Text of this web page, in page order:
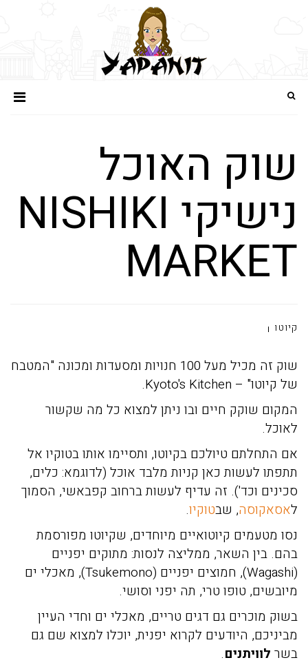
שוק האוכל
נישיקי NISHIKI
MARKET
קיוטו
שוק זה מכיל מעל 100 חנויות ומסעדות ומכונה "המטבח
של קיוטו" – Kyoto's Kitchen.
המקום שוקק חיים ובו ניתן למצוא כל מה שקשור
לאוכל.
אם התחלתם טיולכם בקיוטו, ותסיימו אותו בטוקיו אל
תתפתו לעשות כאן קניות מלבד אוכל (לדוגמא: כלים,
סכינים וכד'). זה עדיף לעשות ברחוב קפבאשי, הסמוך
לאסאקוסה, שבטוקיו.
נסו מטעמים קיוטואיים מיוחדים, שקיוטו מפורסמת
בהם. בין השאר, ממליצה לנסות: מתוקים יפניים
(Wagashi), חמוצים יפניים (Tsukemono), מאכלי ים
מיובשים, טופו טרי, תה יפני וסושי.
בשוק מוכרים גם דגים טריים, מאכלי ים וחדי העיין
מביניכם, היודעים לקרוא יפנית, יוכלו למצוא שם גם
בשר לוויתנים.